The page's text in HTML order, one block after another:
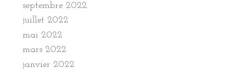
septembre 2022
juillet 2022
mai 2022
mars 2022
janvier 2022